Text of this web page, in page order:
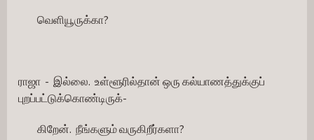
வெளியூருக்கா?
ராஜா  -  இல்லை.  உள்ளூரில்தான் ஒரு கல்யாணத்துக்குப்
புறப்பட்டுக்கொண்டிருக்-
கிறேன்.  நீங்களும் வருகிறீர்களா?